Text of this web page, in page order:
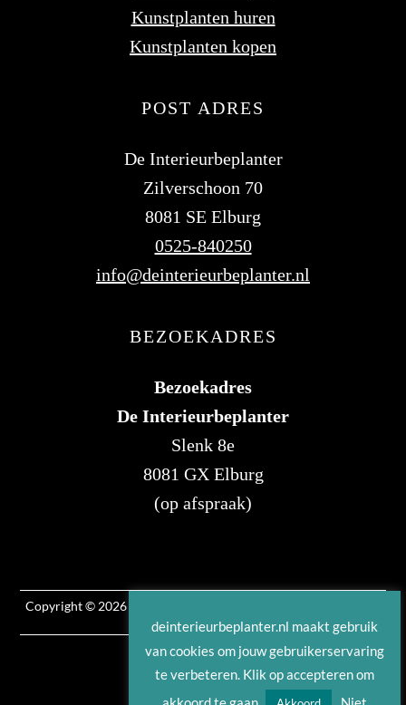
Kunstplanten huren
Kunstplanten kopen
POST ADRES
De Interieurbeplanter
Zilverschoon 70
8081 SE Elburg
0525-840250
info@deinterieurbeplanter.nl
BEZOEKADRES
Bezoekadres
De Interieurbeplanter
Slenk 8e
8081 GX Elburg
(op afspraak)
Copyright © 2026 | Deze website is ontwikkeld door
Internetmarketing
deinterieurbeplanter.nl maakt gebruik
van cookies om jouw gebruikerservaring
te verbeteren. Klik op accepteren om